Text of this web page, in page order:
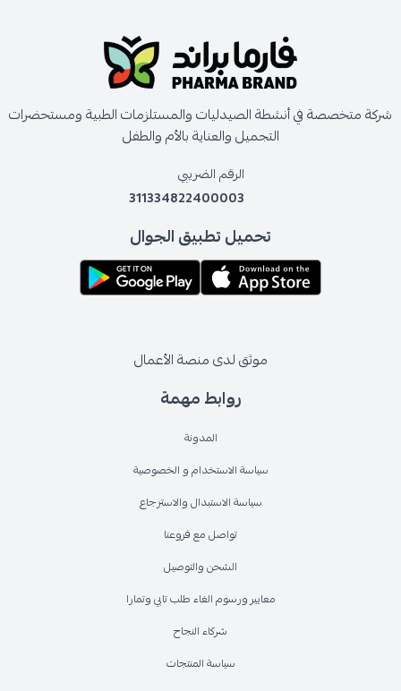
روابط مهمة
المدونة
سياسة الاستخدام و الخصوصية
سياسة الاستبدال والاسترجاع
تواصل مع فروعنا
الشحن والتوصيل
معايير ورسوم الغاء طلب تابي وتمارا
شركاء النجاح
سياسة المنتجات
شركة متخصصة في أنشطة الصيدليات والمستلزمات الطبية ومستحضرات
التجميل والعناية بالأم والطفل
الرقم الضريبي
311334822400003
تحميل تطبيق الجوال
موثق لدى منصة الأعمال